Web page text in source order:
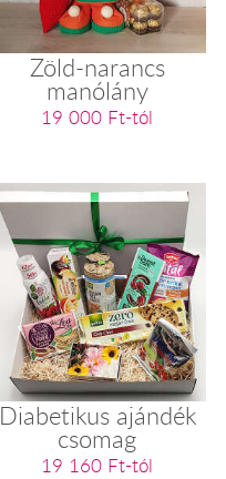
Zöld-narancs
manólány
19 000 Ft-tól
Diabetikus ajándék
csomag
19 160 Ft-tól